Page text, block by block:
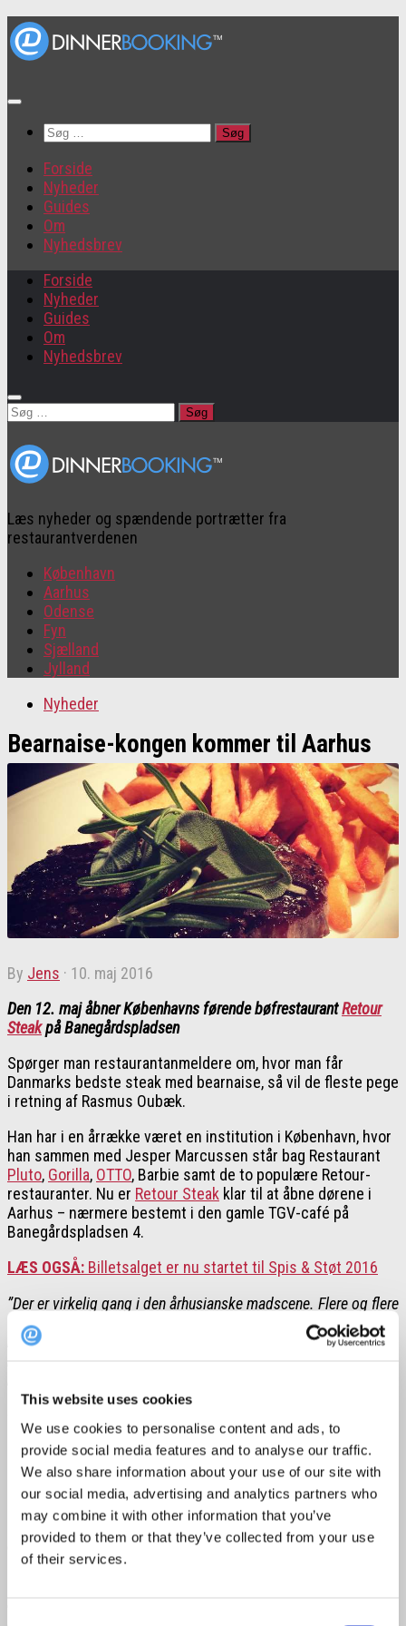
This website uses cookies
We use cookies to personalise content and ads, to
provide social media features and to analyse our traffic.
We also share information about your use of our site with
our social media, advertising and analytics partners who
may combine it with other information that you’ve
provided to them or that they’ve collected from your use
of their services.
Søg
Forside
Nyheder
Guides
Om
Nyhedsbrev
Forside
Nyheder
Guides
Om
Nyhedsbrev
Søg
Læs nyheder og spændende portrætter fra
restaurantverdenen
København
Aarhus
Odense
Fyn
Sjælland
Jylland
Nyheder
Bearnaise-kongen kommer til Aarhus
by Jens · 10. maj 2016
Den 12. maj åbner Københavns førende bøfrestaurantRetour
Steakpå Banegårdspladsen
Spørger man restaurantanmeldere om, hvor man får
Danmarks bedste steak med bearnaise, så vil de fleste pege
i retning af Rasmus Oubæk.
Han har i en årrække været en institution i København, hvor
han sammen med Jesper Marcussen står bag Restaurant
Pluto, Gorilla, OTTO, Barbie samt de to populære Retour-
restauranter. Nu er Retour Steak klar til at åbne dørene i
Aarhus – nærmere bestemt i den gamle TGV-café på
Banegårdspladsen 4.
LÆS OGSÅ: Billetsalget er nu startet til Spis & Støt 2016
”Der er virkelig gang i den århusianske madscene. Flere og flere
vælger at gå ud og være sammen og hygge på stemningsfyldte
restauranter i stedet for at sidde derhjemme. Derfor er nye,
for og grunden til vi glæder os vildt meget til at åbne i Aarhus”,
René Hansen, som senest har været en del af det populære
Pluto i København, bliver medejer og køkkenchef på Retour
Steak Aarhus.
“Vores fokus ligger på steaks af højeste kvalitet –
eksempelvis kød af Black Angus kvæg fra Uruguay og fra
Varde får vi sortbroget kvæg, vi selv krogmodner. Derudover
producenter. Og ja… vores nærmest ikoniske Rib-eye med